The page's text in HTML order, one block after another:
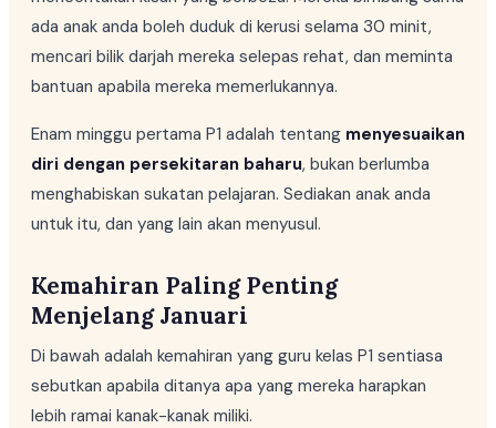
ada anak anda boleh duduk di kerusi selama 30 minit,
mencari bilik darjah mereka selepas rehat, dan meminta
bantuan apabila mereka memerlukannya.
Enam minggu pertama P1 adalah tentang menyesuaikan
diri dengan persekitaran baharu, bukan berlumba
menghabiskan sukatan pelajaran. Sediakan anak anda
untuk itu, dan yang lain akan menyusul.
Kemahiran Paling Penting
Menjelang Januari
Di bawah adalah kemahiran yang guru kelas P1 sentiasa
sebutkan apabila ditanya apa yang mereka harapkan
lebih ramai kanak-kanak miliki.